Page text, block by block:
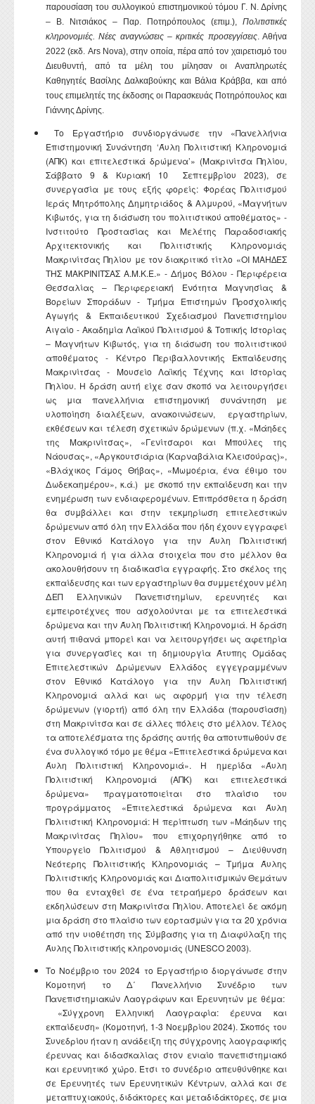
παρουσίαση του συλλογικού επιστημονικού τόμου Γ. Ν. Δρίνης
– Β. Νιτσιάκος – Παρ. Ποτηρόπουλος (επιμ.), Πολιτιστικές
κληρονομιές. Νέες αναγνώσεις – κριτικές προσεγγίσεις. Αθήνα
2022 (εκδ. Ars Nova), στην οποία, πέρα από τον χαιρετισμό του
Διευθυντή, από τα μέλη του μίλησαν οι Αναπληρωτές
Καθηγητές Βασίλης Δαλκαβούκης και Βάλια Κράββα, και από
τους επιμελητές της έκδοσης οι Παρασκευάς Ποτηρόπουλος και
Γιάννης Δρίνης.
Το Εργαστήριο συνδιοργάνωσε την «Πανελλήνια
Επιστημονική Συνάντηση ‘Άυλη Πολιτιστική Κληρονομιά
(ΑΠΚ) και επιτελεστικά δρώμενα’» (Μακρινίτσα Πηλίου,
Σάββατο 9 & Κυριακή 10 Σεπτεμβρίου 2023), σε
συνεργασία με τους εξής φορείς: Φορέας Πολιτισμού
Ιεράς Μητρόπολης Δημητριάδος & Αλμυρού, «Μαγνήτων
Κιβωτός, για τη διάσωση του πολιτιστικού αποθέματος» -
Ινστιτούτο Προστασίας και Μελέτης Παραδοσιακής
Αρχιτεκτονικής και Πολιτιστικής Κληρονομιάς
Μακρινίτσας Πηλίου με τον διακριτικό τίτλο «ΟΙ ΜΑΗ∆ΕΣ
ΤΗΣ ΜΑΚΡΙΝΙΤΣΑΣ Α.Μ.Κ.Ε.» - Δήμος Βόλου - Περιφέρεια
Θεσσαλίας – Περιφερειακή Ενότητα Μαγνησίας &
Βορείων Σποράδων - Τμήμα Επιστημών Προσχολικής
Αγωγής & Εκπαιδευτικού Σχεδιασμού Πανεπιστημίου
Αιγαίο - Ακαδημία Λαϊκού Πολιτισμού & Τοπικής Ιστορίας
– Μαγνήτων Κιβωτός, για τη διάσωση του πολιτιστικού
αποθέματος - Κέντρο Περιβαλλοντικής Εκπαίδευσης
Μακρινίτσας - Μουσείο Λαϊκής Τέχνης και Ιστορίας
Πηλίου. Η δράση αυτή είχε σαν σκοπό να λειτουργήσει
ως μια πανελλήνια επιστημονική συνάντηση με
υλοποίηση διαλέξεων, ανακοινώσεων, εργαστηρίων,
εκθέσεων και τέλεση σχετικών δρώμενων (π.χ. «Μάηδες
της Μακρινίτσας», «Γενίτσαροι και Μπούλες της
Νάουσας», «Αργκουτσιάρια (Kαρναβάλια Κλεισούρας)»,
«Βλάχικος Γάμος Θήβας», «Μωμοέρια, ένα έθιμο του
Δωδεκαημέρου», κ.ά.) με σκοπό την εκπαίδευση και την
ενημέρωση των ενδιαφερομένων. Επιπρόσθετα η δράση
θα συμβάλλει και στην τεκμηρίωση επιτελεστικών
δρώμενων από όλη την Ελλάδα που ήδη έχουν εγγραφεί
στον Εθνικό Κατάλογο για την Άυλη Πολιτιστική
Κληρονομιά ή για άλλα στοιχεία που στο μέλλον θα
ακολουθήσουν τη διαδικασία εγγραφής. Στο σκέλος της
εκπαίδευσης και των εργαστηρίων θα συμμετέχουν μέλη
ΔΕΠ Ελληνικών Πανεπιστημίων, ερευνητές και
εμπειροτέχνες που ασχολούνται με τα επιτελεστικά
δρώμενα και την Άυλη Πολιτιστική Κληρονομιά. Η δράση
αυτή πιθανά μπορεί και να λειτουργήσει ως αφετηρία
για συνεργασίες και τη δημιουργία Άτυπης Ομάδας
Επιτελεστικών Δρώμενων Ελλάδος εγγεγραμμένων
στον Εθνικό Κατάλογο για την Άυλη Πολιτιστική
Κληρονομιά αλλά και ως αφορμή για την τέλεση
δρώμενων (γιορτή) από όλη την Ελλάδα (παρουσίαση)
στη Μακρινίτσα και σε άλλες πόλεις στο μέλλον. Τέλος
τα αποτελέσματα της δράσης αυτής θα αποτυπωθούν σε
ένα συλλογικό τόμο με θέμα «Επιτελεστικά δρώμενα και
Άυλη Πολιτιστική Κληρονομιά». Η ημερίδα «Άυλη
Πολιτιστική Κληρονομιά (ΑΠΚ) και επιτελεστικά
δρώμενα» πραγματοποιείται στο πλαίσιο του
προγράμματος «Επιτελεστικά δρώμενα και Άυλη
Πολιτιστική Κληρονομιά: Η περίπτωση των «Μάηδων της
Μακρινίτσας Πηλίου» που επιχορηγήθηκε από το
Υπουργείο Πολιτισμού & Αθλητισμού – Διεύθυνση
Νεότερης Πολιτιστικής Κληρονομιάς – Τμήμα Άυλης
Πολιτιστικής Κληρονομιάς και Διαπολιτισμικών Θεμάτων
που θα ενταχθεί σε ένα τετραήμερο δράσεων και
εκδηλώσεων στη Μακρινίτσα Πηλίου. Αποτελεί δε ακόμη
μια δράση στο πλαίσιο των εορτασμών για τα 20 χρόνια
από την υιοθέτηση της Σύμβασης για τη Διαφύλαξη της
Άυλης Πολιτιστικής κληρονομιάς (UNESCO 2003).
Το Νοέμβριο του 2024 το Εργαστήριο διοργάνωσε στην
Κομοτηνή το Δ΄ Πανελλήνιο Συνέδριο των
Πανεπιστημιακών Λαογράφων και Ερευνητών με θέμα:
«Σύγχρονη Ελληνική Λαογραφία: έρευνα και
εκπαίδευση» (Κομοτηνή, 1-3 Νοεμβρίου 2024). Σκοπός του
Συνεδρίου ήταν η ανάδειξη της σύγχρονης λαογραφικής
έρευνας και διδασκαλίας στον ενιαίο πανεπιστημιακό
και ερευνητικό χώρο. Έτσι το συνέδριο απευθύνθηκε και
σε Ερευνητές των Ερευνητικών Κέντρων, αλλά και σε
μεταπτυχιακούς, διδάκτορες και μεταδιδάκτορες, σε μια